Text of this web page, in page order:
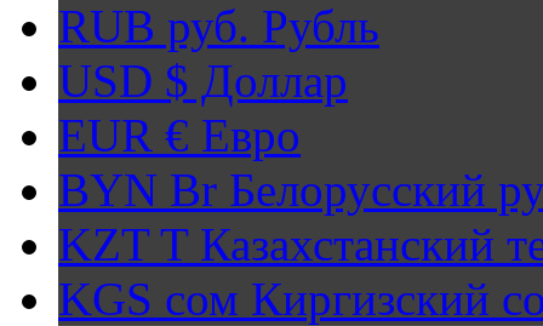
RUB руб. Рубль
USD $ Доллар
EUR € Евро
BYN Br Белорусский
KZT TКазахстанский
KGS сом Киргизский